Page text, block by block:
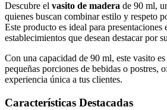
Descubre el vasito de madera de 90 ml,
quienes buscan combinar estilo y respeto
Este producto es ideal para presentaciones
establecimientos que desean destacar por
Con una capacidad de 90 ml, este vasito
pequeñas porciones de bebidas o postres,
experiencia única a tus clientes.
Características Destacadas